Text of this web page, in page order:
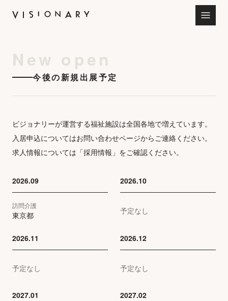
会社情報
お知らせ
7SeaS特設サイト
お問い合わせ
New open
今後の新規出展予定
ビジョナリーが運営する福祉施設は全国各地で増えています。
入居申込についてはお問い合わせページからご連絡ください。
求人情報については「採用情報」をご確認ください。
2026.09
訪問介護
東京都
2026.10
予定なし
2026.11
予定なし
2026.12
予定なし
2027.01 2027.02